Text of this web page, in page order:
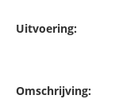
Uitvoering:
Omschrijving: